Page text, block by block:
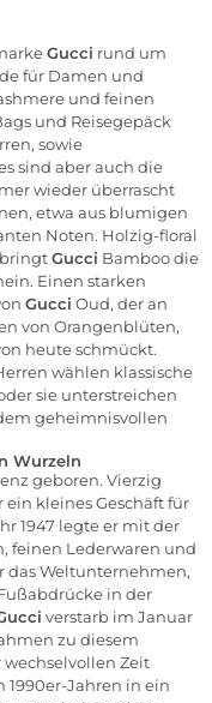
Gucci rund um
für Damen und
und feinen
und Reisegepäck
, sowie
sind aber auch die
wieder überrascht
etwa aus blumigen
Noten. Holzig-floral
Gucci Bamboo die
Einen starken
Gucci Oud, der an
von Orangenblüten,
heute schmückt.
wählen klassische
sie unterstreichen
geheimnisvollen
Wurzeln
geboren. Vierzig
kleines Geschäft für
1947 legte er mit der
, feinen Lederwaren und
das Weltunternehmen,
in der
verstarb im Januar
zu diesem
Zeit
1990er-Jahren in ein